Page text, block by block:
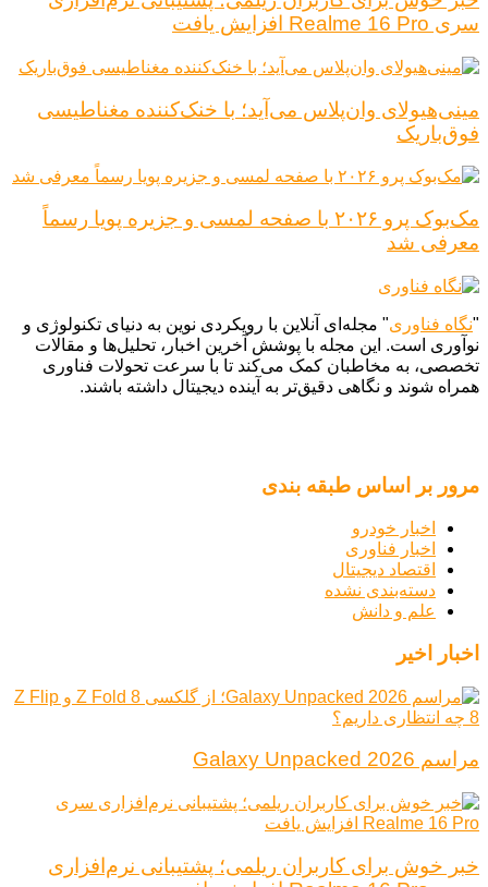
سری Realme 16 Pro افزایش یافت
مینی‌هیولای وان‌پلاس می‌آید؛ با خنک‌کننده مغناطیسی
فوق‌باریک
مک‌بوک پرو ۲۰۲۶ با صفحه لمسی و جزیره پویا رسماً
معرفی شد
"نگاه فناوری" مجله‌ای آنلاین با رویکردی نوین به دنیای تکنولوژی و
نوآوری است. این مجله با پوشش آخرین اخبار، تحلیل‌ها و مقالات
تخصصی، به مخاطبان کمک می‌کند تا با سرعت تحولات فناوری
همراه شوند و نگاهی دقیق‌تر به آینده دیجیتال داشته باشند.
مرور بر اساس طبقه بندی
اخبار خودرو
اخبار فناوری
اقتصاد دیجیتال
دسته‌بندی نشده
علم و دانش
اخبار اخیر
مراسم Galaxy Unpacked 2026
خبر خوش برای کاربران ریلمی؛ پشتیبانی نرم‌افزاری